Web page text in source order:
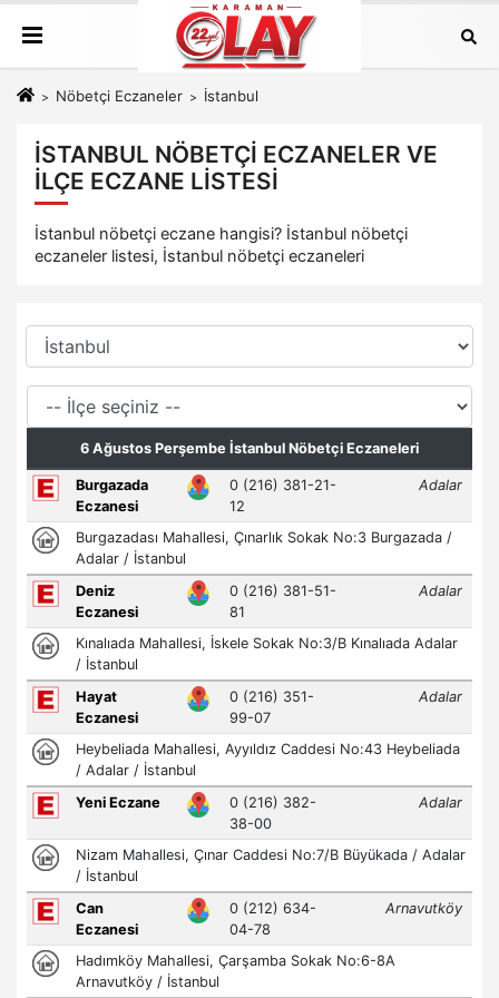
Nöbetçi Eczaneler İstanbul
İSTANBUL NÖBETÇI ECZANELER VE
İLÇE ECZANE LISTESI
İstanbul nöbetçi eczane hangisi? İstanbul nöbetçi
eczaneler listesi, İstanbul nöbetçi eczaneleri